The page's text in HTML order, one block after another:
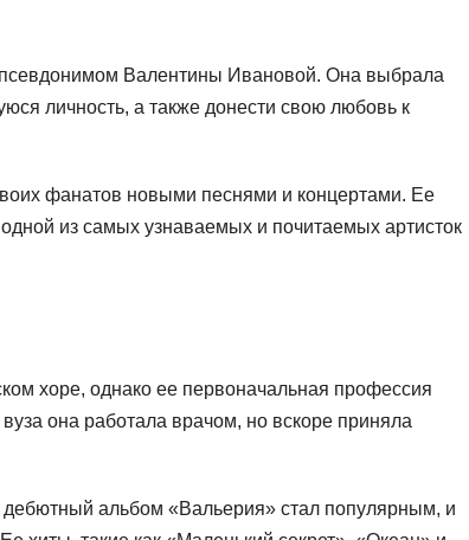
Валентины Ивановой. Она выбрала
личность, а также донести свою любовь к
фанатов новыми песнями и концертами. Ее
из самых узнаваемых и почитаемых артисток
хоре, однако ее первоначальная профессия
она работала врачом, но вскоре приняла
альбом «Вальерия» стал популярным, и